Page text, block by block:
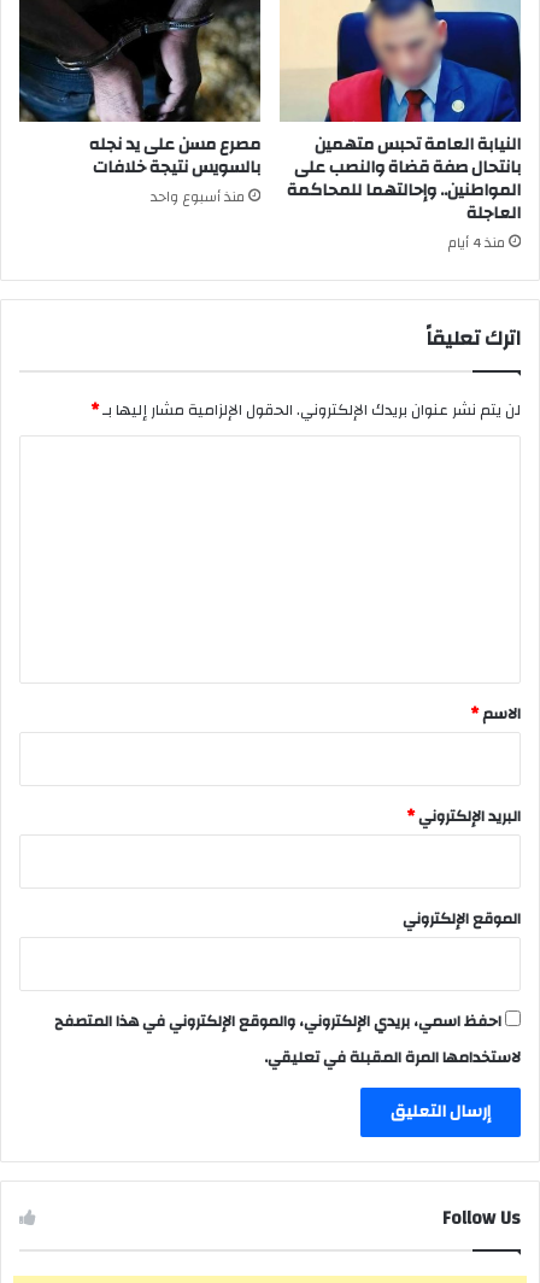
النيابة العامة تحبس متهمين
بانتحال صفة قضاة والنصب على
المواطنين.. وإحالتهما للمحاكمة
العاجلة
منذ 4 أيام
مصرع مسن على يد نجله
بالسويس نتيجة خلافات
منذ أسبوع واحد
اترك تعليقاً
لن يتم نشر عنوان بريدك الإلكتروني.الحقول الإلزامية مشار إليها بـ*
*
الاسم*
البريد الإلكتروني*
الموقع الإلكتروني
احفظ اسمي، بريدي الإلكتروني، والموقع الإلكتروني في هذا المتصفح
لاستخدامها المرة المقبلة في تعليقي.
Follow Us